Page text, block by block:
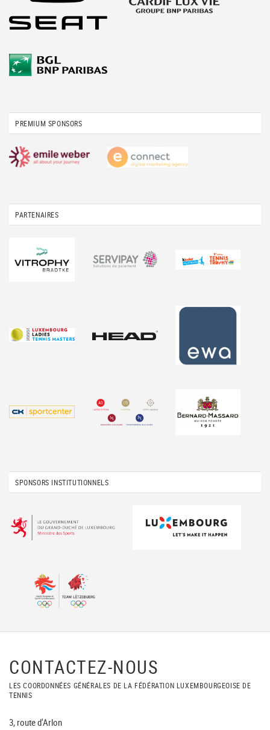
PREMIUM SPONSORS
PARTENAIRES
SPONSORS INSTITUTIONNELS
CONTACTEZ-NOUS
LES COORDONNÉES GÉNÉRALES DE LA FÉDÉRATION LUXEMBOURGEOISE DE
TENNIS
3, route d'Arlon